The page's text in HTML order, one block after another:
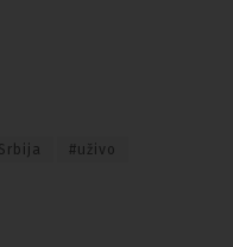
#uživo